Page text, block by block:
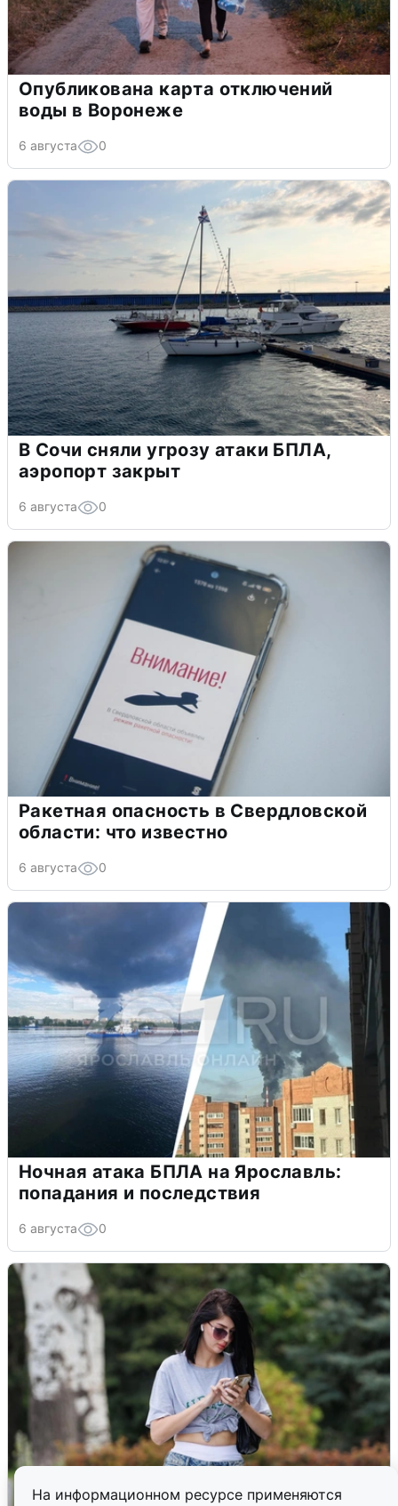
На информационном ресурсе применяются
Опубликована карта отключений
воды в Воронеже
6 августа 0
В Сочи сняли угрозу атаки БПЛА,
аэропорт закрыт
6 августа 0
Ракетная опасность в Свердловской
области: что известно
6 августа 0
Ночная атака БПЛА на Ярославль:
попадания и последствия
6 августа 0